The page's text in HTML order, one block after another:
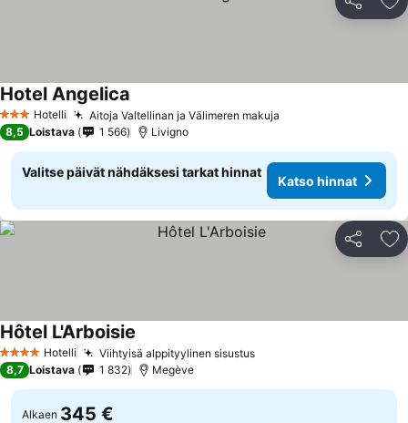
Jaa
3 Tähtiluokitus
Hotelli Aitoja Valtellinan ja Välimeren makuja
Hotel Angelica
8,5 Loistava 1 566 Livigno
Valitse päivät nähdäksesi tarkat hinnat
Katso hinnat
Jaa
4 Tähtiluokitus
Hotelli Viihtyisä alppityylinen sisustusKatso hinnat
Hôtel L'Arboisie
8,7 Loistava 1 832 Megève
Alkaen 345 €